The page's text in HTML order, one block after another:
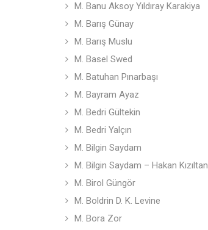
M. Banu Aksoy Yıldıray Karakiya
M. Barış Günay
M. Barış Muslu
M. Basel Swed
M. Batuhan Pınarbaşı
M. Bayram Ayaz
M. Bedri Gültekin
M. Bedri Yalçın
M. Bilgin Saydam
M. Bilgin Saydam – Hakan Kızıltan
M. Birol Güngör
M. Boldrin D. K. Levine
M. Bora Zor